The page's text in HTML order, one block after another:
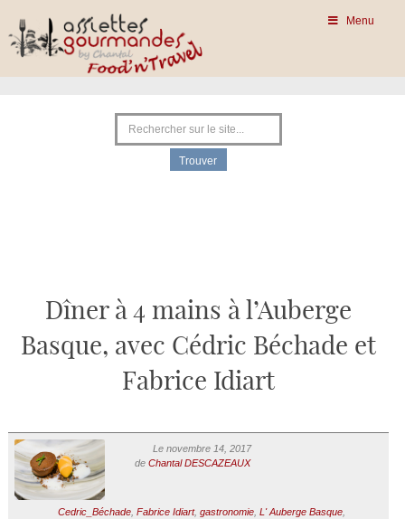
Menu
Dîner à 4 mains à l’Auberge
Basque, avec Cédric Béchade et
Fabrice Idiart
Le novembre 14, 2017
de Chantal DESCAZEAUX
Cedric_Béchade, Fabrice Idiart, gastronomie, L' Auberge Basque,